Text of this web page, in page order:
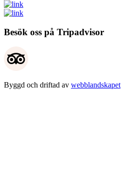
Besök oss på Tripadvisor
Byggd och driftad av webblandskapet